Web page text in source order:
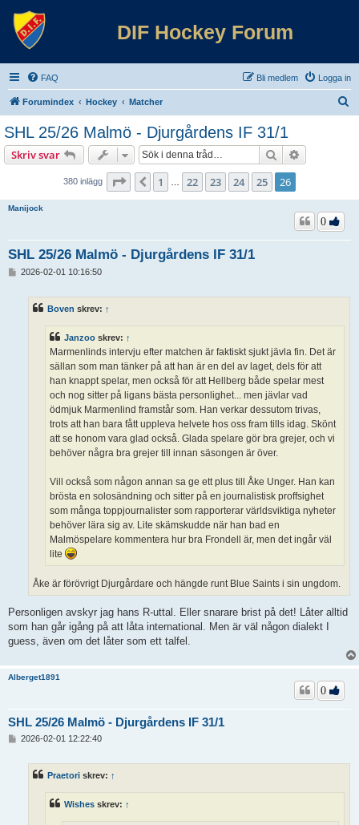
DIF Hockey Forum
FAQ Logga in
Bli medlem
Forumindex Hockey Matcher
SHL 25/26 Malmö - Djurgårdens IF 31/1
Skriv svar Sök
380 inlägg Sida 26 av 26
Föregående
1 22 23 24 25 26
Manijock
SHL 25/26 Malmö - Djurgårdens IF 31/1
0
2026-02-01 10:16:50
Boven skrev: ↑
Janzoo skrev: ↑
Marmenlinds intervju efter matchen är faktiskt sjukt jävla fin. Det är
sällan som man tänker på att han är en del av laget, dels för att
han knappt spelar, men också för att Hellberg både spelar mest
och nog sitter på ligans bästa personlighet... men jävlar vad
ödmjuk Marmenlind framstår som. Han verkar dessutom trivas,
trots att han bara fått uppleva helvete hos oss fram tills idag. Skönt
att se honom vara glad också. Glada spelare gör bra grejer, och vi
behöver några bra grejer till innan säsongen är över.
Vill också som någon annan sa ge ett plus till Åke Unger. Han kan
brösta en solosändning och sitter på en journalistisk proffsighet
som många toppjournalister som rapporterar världsviktiga nyheter
behöver lära sig av. Lite skämskudde när han bad en
Malmöspelare kommentera hur bra Frondell är, men det ingår väl
lite
Åke är förövrigt Djurgårdare och hängde runt Blue Saints i sin ungdom.
Personligen avskyr jag hans R-uttal. Eller snarare brist på det! Låter alltid
som han går igång på att låta international. Men är väl någon dialekt I
guess, även om det låter som ett talfel.
Alberget1891
SHL 25/26 Malmö - Djurgårdens IF 31/1
0
2026-02-01 12:22:40
Praetori skrev: ↑
Wishes skrev: ↑